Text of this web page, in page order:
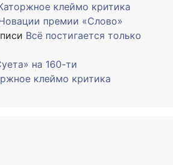
клеймо критика
премии «Слово»
Всё постигается только
на 160-ти
клеймо критика